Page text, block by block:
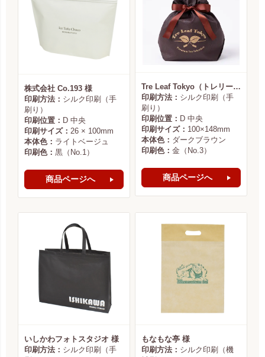
株式会社 Co.193 様
印刷方法： シルク印刷（手
刷り）
印刷位置： D 中央
印刷サイズ： 26 × 100mm
本体色： ライトベージュ
印刷色： 黒（No.1）
商品ページへ
Tre Leaf Tokyo（トレリーフ東京） 様
印刷方法： シルク印刷（手
刷り）
印刷位置： D 中央
印刷サイズ： 100×148mm
本体色： ダークブラウン
印刷色： 金（No.3）
商品ページへ
いしかわフォトスタジオ 様
印刷方法： シルク印刷（手
もなもな亭 様
印刷方法： シルク印刷（機